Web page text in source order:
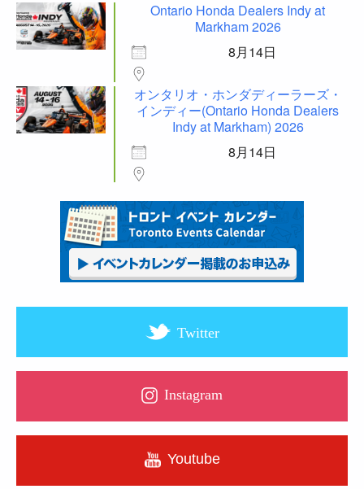
Ontario Honda Dealers Indy at
Markham 2026
8月14日
オンタリオ・ホンダディーラーズ・
インディー(Ontario Honda Dealers
Indy at Markham) 2026
8月14日
Twitter
Instagram
Youtube